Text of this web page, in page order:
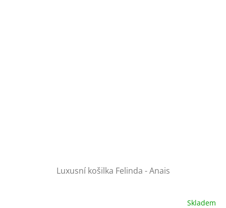
Luxusní košilka Felinda - Anais
Skladem